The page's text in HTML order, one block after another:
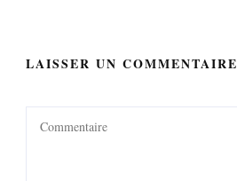
LAISSER UN COMMENTAIRE